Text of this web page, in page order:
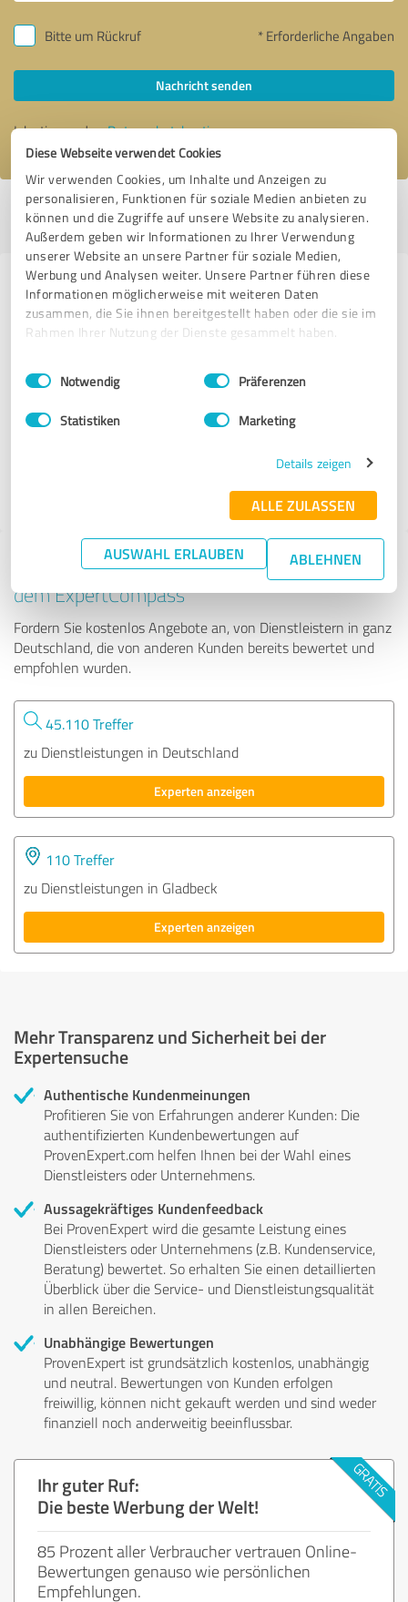
Diese Webseite verwendet Cookies
Wir verwenden Cookies, um Inhalte und Anzeigen zu
personalisieren, Funktionen für soziale Medien anbieten zu
können und die Zugriffe auf unsere Website zu analysieren.
Außerdem geben wir Informationen zu Ihrer Verwendung
unserer Website an unsere Partner für soziale Medien,
Werbung und Analysen weiter. Unsere Partner führen diese
Informationen möglicherweise mit weiteren Daten
zusammen, die Sie ihnen bereitgestellt haben oder die sie im
Rahmen Ihrer Nutzung der Dienste gesammelt haben.
Impressum Datenschutzbestimmungen
Einwilligungsauswahl
Notwendig Präferenzen
Statistiken Marketing
Details zeigen
ALLE ZULASSEN
AUSWAHL ERLAUBEN ABLEHNEN
Bitte um Rückruf * Erforderliche Angaben
Nachricht senden
Ich stimme denDatenschutzbestimmungenzu.
Profil aktiv seit 09.03.2019 | Letzte Aktualisierung: 27.07.2026
melden
Erfahrungen zu weiteren
Anbietern aus dem Bereich
Dienstleistungen
Erwin Hymer Center Bad Waldsee GmbH
Tipp: Die passenden Experten finden - mit
dem ExpertCompass
Fordern Sie kostenlos Angebote an, von Dienstleistern in ganz
Deutschland, die von anderen Kunden bereits bewertet und
empfohlen wurden.
45.110 Treffer
zu Dienstleistungen in Deutschland
Experten anzeigen
110 Treffer
zu Dienstleistungen in Gladbeck
Experten anzeigen
Mehr Transparenz und Sicherheit bei der
Expertensuche
Authentische Kundenmeinungen
Profitieren Sie von Erfahrungen anderer Kunden: Die
authentifizierten Kundenbewertungen auf
ProvenExpert.com helfen Ihnen bei der Wahl eines
Dienstleisters oder Unternehmens.
Aussagekräftiges Kundenfeedback
Bei ProvenExpert wird die gesamte Leistung eines
Dienstleisters oder Unternehmens (z.B. Kundenservice,
Beratung) bewertet. So erhalten Sie einen detaillierten
Überblick über die Service- und Dienstleistungsqualität
in allen Bereichen.
Unabhängige Bewertungen
ProvenExpert ist grundsätzlich kostenlos, unabhängig
und neutral. Bewertungen von Kunden erfolgen
freiwillig, können nicht gekauft werden und sind weder
finanziell noch anderweitig beeinflussbar.
Ihr guter Ruf:
Die beste Werbung der Welt!
85 Prozent aller Verbraucher vertrauen Online-
Bewertungen genauso wie persönlichen
Empfehlungen.